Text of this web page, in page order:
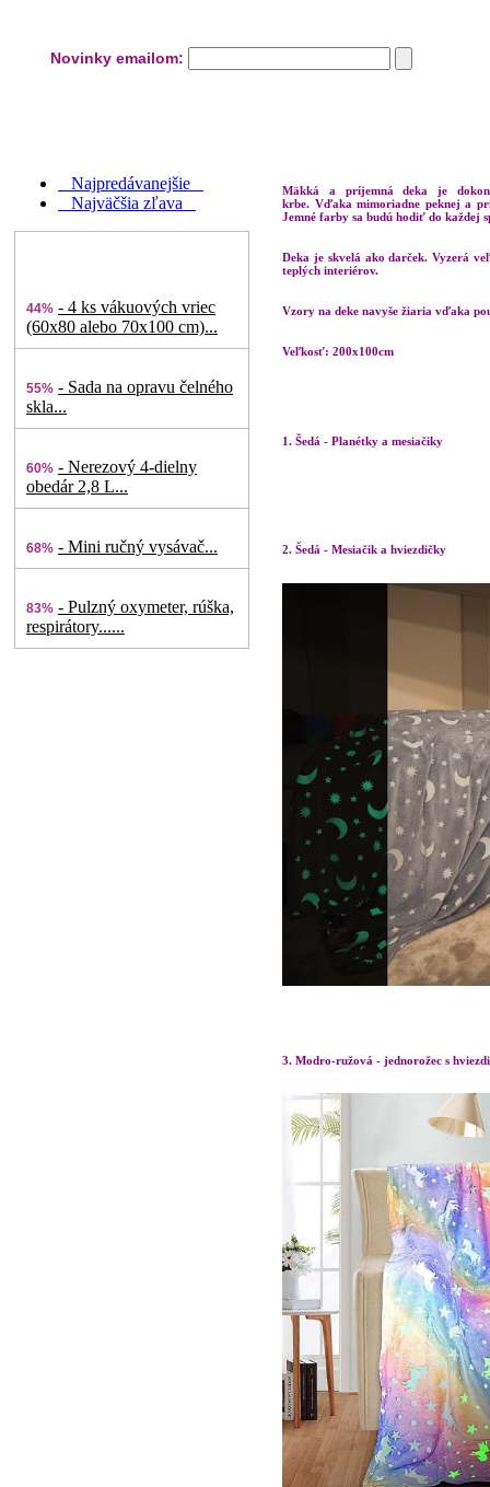
Novinky emailom:
Najpredávanejšie
Najväčšia zľava
44% - 4 ks vákuových vriec
(60x80 alebo 70x100 cm)...
55% - Sada na opravu čelného
skla...
60% - Nerezový 4-dielny
obedár 2,8 L...
68% - Mini ručný vysávač...
83% - Pulzný oxymeter, rúška,
respirátory......
Mäkká a príjemná deka je
krbe. Vďaka mimoriadne peknej a
Jemné farby sa budú hodiť do každej
Deka je skvelá ako darček. Vyzerá
teplých interiérov.
Vzory na deke navyše žiaria vďaka
Veľkosť: 200x100cm
1. Šedá - Planétky a mesiačiky
2. Šedá - Mesiačik a hviezdičky
3. Modro-ružová - jednorožec s